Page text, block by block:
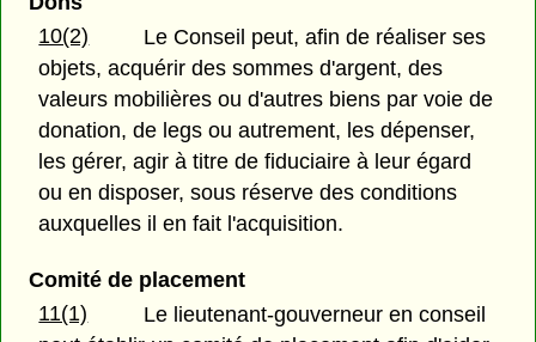
10(2)
Le Conseil peut, afin de réaliser ses
objets, acquérir des sommes d'argent, des
valeurs mobilières ou d'autres biens par voie de
donation, de legs ou autrement, les dépenser,
les gérer, agir à titre de fiduciaire à leur égard
ou en disposer, sous réserve des conditions
auxquelles il en fait l'acquisition.
Comité de placement
11(1)
Le lieutenant-gouverneur en conseil